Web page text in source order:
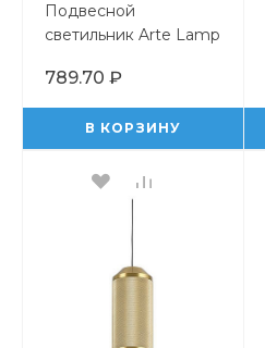
Подвесной
светильник Arte Lamp
789.70 ₽
В КОРЗИНУ